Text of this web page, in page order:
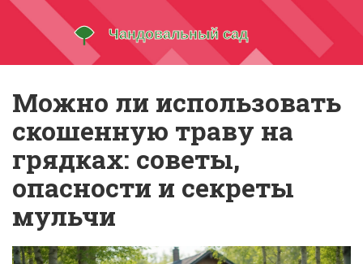
Можно ли использовать
скошенную траву на
грядках: советы,
опасности и секреты
мульчи